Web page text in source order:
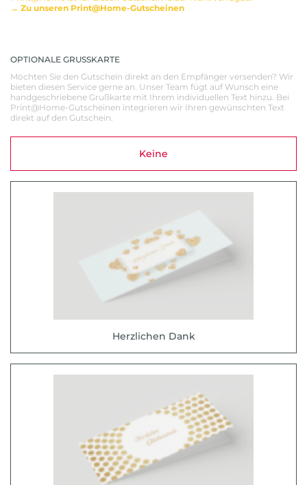
→ Zu unseren Print@Home-Gutscheinen
OPTIONALE GRUSSKARTE
Möchten Sie den Gutschein direkt an den Empfänger versenden? Wir
bieten diesen Service gerne an. Unser Team fügt auf Wunsch eine
handgeschriebene Grußkarte mit Ihrem individuellen Text hinzu. Bei
Print@Home-Gutscheinen integrieren wir Ihren gewünschten Text
direkt auf den Gutschein.
Keine
Herzlichen Dank